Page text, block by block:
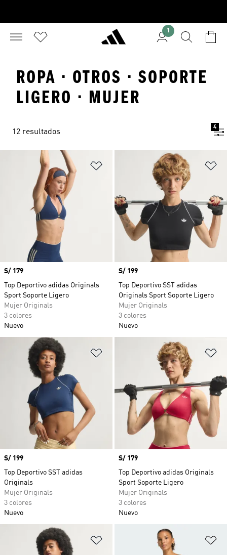
1
ROPA · OTROS · SOPORTE
LIGERO · MUJER
12 resultados
4
Añadir a la lista de deseos
Precio
S/ 179
Top Deportivo adidas Originals
Sport Soporte Ligero
Mujer Originals
3 colores
Nuevo
Precio
S/ 199
Top Deportivo SST adidas
Originals Sport Soporte Ligero
Mujer Originals
3 colores
Nuevo
Añadir a la lista de deseos
Precio
S/ 199
Top Deportivo SST adidas
Originals
Mujer Originals
3 colores
Nuevo
Precio
S/ 179
Top Deportivo adidas Originals
Sport Soporte Ligero
Mujer Originals
3 colores
Nuevo
Añadir a la lista de deseos